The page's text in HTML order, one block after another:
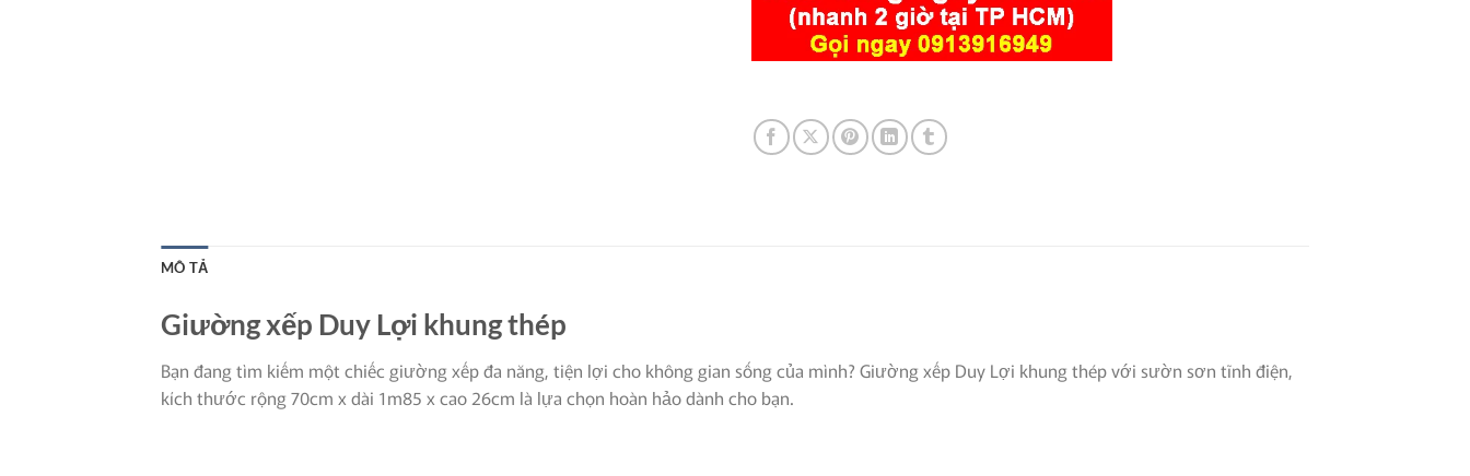
MÔ TẢ
Giường xếp Duy Lợi khung thép
Bạn đang tìm kiếm một chiếc giường xếp đa năng, tiện lợi cho không gian sống của mình? Giường xếp Duy Lợi khung thép với sườn sơn tĩnh điện,
kích thước rộng 70cm x dài 1m85 x cao 26cm là lựa chọn hoàn hảo dành cho bạn.